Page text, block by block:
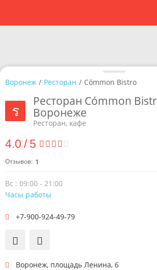
Воронеж / Ресторан / Cómmon Bistro
Ресторан Cómmon
Воронеже
Ресторан, кафе
4.0 / 5
Отзывов: 1
+7-900-924-49-79
Воронеж, площадь Ленина, 6
Вс : 09:00 - 21:00
Часы работы